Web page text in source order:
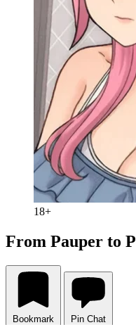
18+
From Pauper to
Bookmark Pin Chat